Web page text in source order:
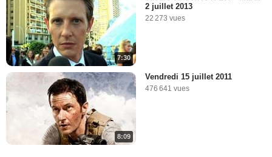
7:30
2 juillet 2013
22 273 vues
8:09
Vendredi 15 juillet 2011
476 641 vues